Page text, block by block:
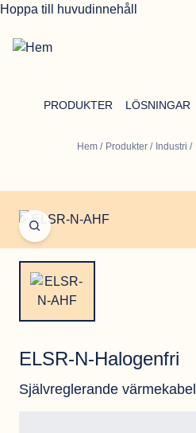
Hoppa till huvudinnehåll
PRODUKTER LÖSNINGAR
Hem/ Produkter/ Industri /
Open fullscreen
ELSR-N-Halogenfri
Självreglerande värmekabel